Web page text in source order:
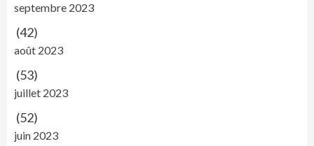
septembre 2023
(42)
août 2023
(53)
juillet 2023
(52)
juin 2023